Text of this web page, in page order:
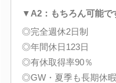
▼A2：もちろん可能で
◎完全週休2日制
◎年間休日123日
◎有休取得率90％
◎GW・夏季も長期休